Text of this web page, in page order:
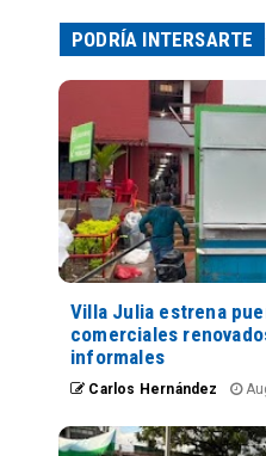
PODRÍA INTERSARTE
Villa Julia estrena
comerciales
informales
Carlos Hernández